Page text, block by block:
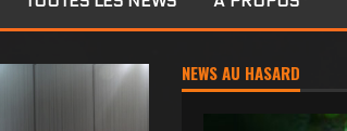
NEWS AU HASARD